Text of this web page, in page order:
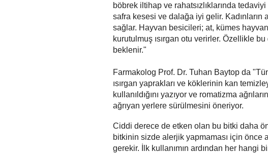
böbrek iltihap ve rahatsızlıklarında
safra kesesi ve dalağa iyi gelir. Kadınların
sağlar. Hayvan besicileri; at, kümes
kurutulmuş ısırgan otu verirler. Özellikle
beklenir."
Farmakolog Prof. Dr. Tuhan Baytop da
ısırgan yaprakları ve köklerinin kan
kullanıldığını yazıyor ve romatizma
ağrıyan yerlere sürülmesini öneriyor.
Ciddi derece de etken olan bu bitki daha
bitkinin sizde alerjik yapmaması için önce
gerekir. İlk kullanımın ardından her hangi